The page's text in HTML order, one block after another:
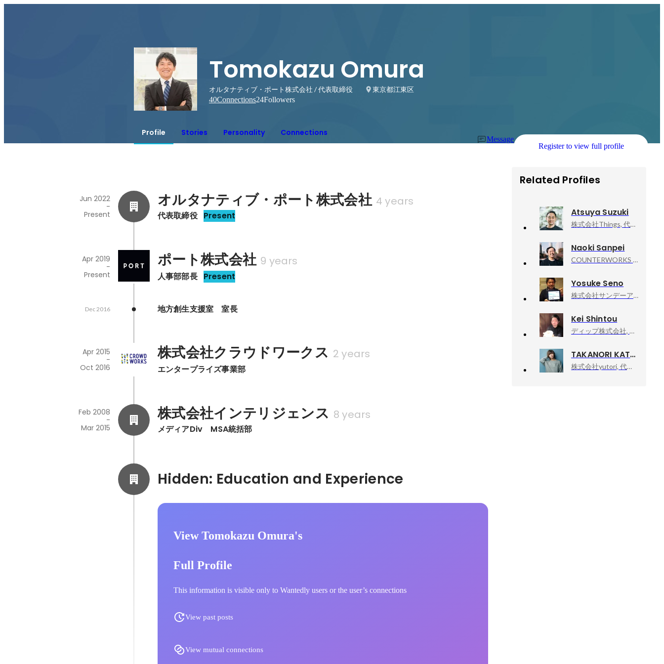
Tomokazu Omura
オルタナティブ・ポート株式会社 / 代表取締役
東京都江東区
40Connections24Followers
Profile Stories Personality Connections
Message
Register to view full profile
オルタナティブ・ポート株式会社 4 years
代表取締役 Present
Jun 2022
-
Present
ポート株式会社 9 years
人事部部長 Present
Apr 2019
-
Present
地方創生支援室　室長
Dec 2016
株式会社クラウドワークス 2 years
エンタープライズ事業部
Apr 2015
-
Oct 2016
株式会社インテリジェンス 8 years
メディアDiv　MSA統括部
Feb 2008
-
Mar 2015
View Tomokazu Omura's
Full Profile
This information is visible only to Wantedly users or the user’s connections
View past posts
View mutual connections
Related Profiles
Atsuya Suzuki
株式会社Things, 代表取締役CEO
Naoki Sanpei
COUNTERWORKS inc, CEO
Yosuke Seno
株式会社サンデーアーツ, 代表取締役(CEO)
Kei Shintou
ディップ株式会社, BizOps本部長
TAKANORI KATAISHI
株式会社yutori, 代表取締役社長